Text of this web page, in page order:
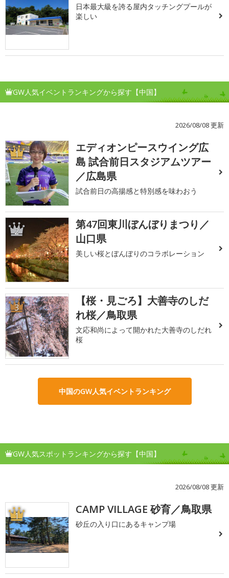
日本最大級を誇る屋内タッチングプールが
楽しい
GW人気イベントランキングから探す【中国】
2026/08/08 更新
1
エディオンピースウイング広
島 試合前日スタジアムツアー
／広島県
試合前日の高揚感と特別感を味わおう
2
第47回東川ぼんぼりまつり／
山口県
美しい桜とぼんぼりのコラボレーション
3
【桜・見ごろ】大善寺のしだ
れ桜／鳥取県
文応和尚によって開かれた大善寺のしだれ
桜
中国のGW人気イベントランキング
GW人気スポットランキングから探す【中国】
2026/08/08 更新
1 CAMP VILLAGE 砂育／鳥取県
砂丘の入り口にあるキャンプ場